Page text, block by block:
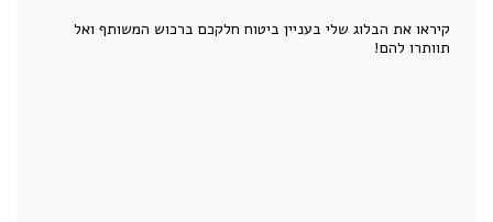
קיראו את הבלוג שלי בעניין ביטוח חלקכם ברכוש המשותף ואל
תוותרו להם!